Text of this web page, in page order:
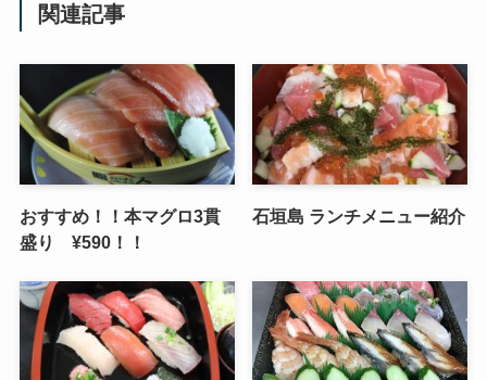
関連記事
おすすめ！！本マグロ3貫
盛り ¥590！！
石垣島 ランチメニュー紹介